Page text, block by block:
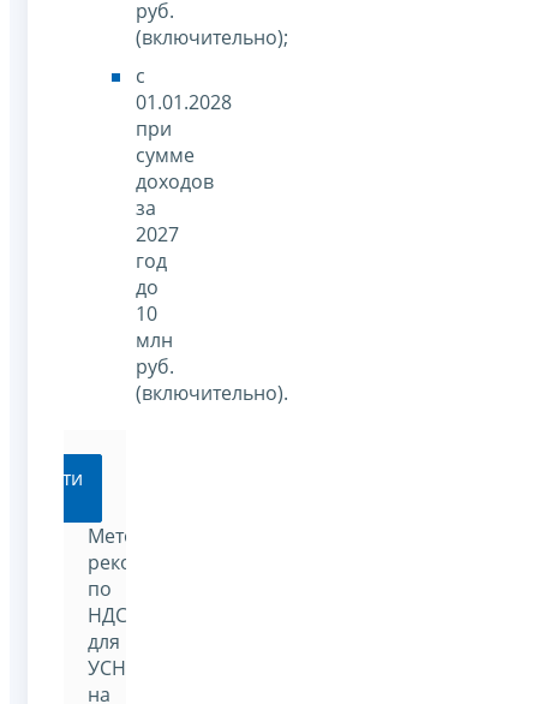
руб.
(включительно);
с
01.01.2028
при
сумме
доходов
за
2027
год
до
10
млн
руб.
(включительно).
Перейти
Методические
рекомендации
по
НДС
для
УСН
на